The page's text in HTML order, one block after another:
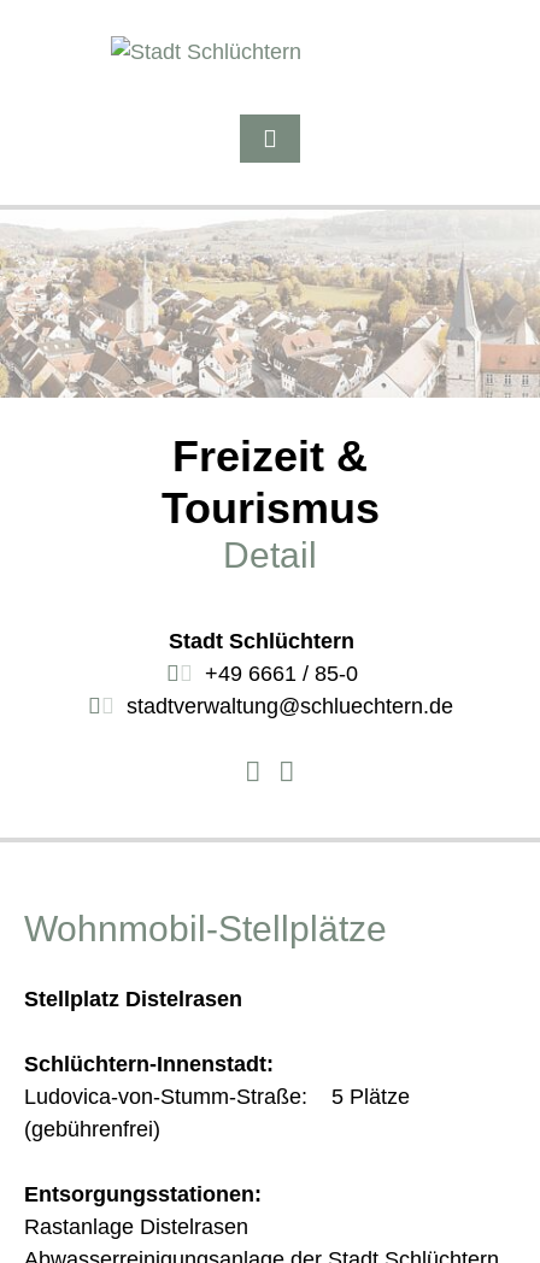
Freizeit &
Tourismus
Detail
Stadt Schlüchtern
+49 6661 / 85-0
stadtverwaltung@schluechtern.de
Wohnmobil-Stellplätze
Stellplatz Distelrasen
Schlüchtern-Innenstadt:
Ludovica-von-Stumm-Straße: 5 Plätze
(gebührenfrei)
Entsorgungsstationen:
Rastanlage Distelrasen